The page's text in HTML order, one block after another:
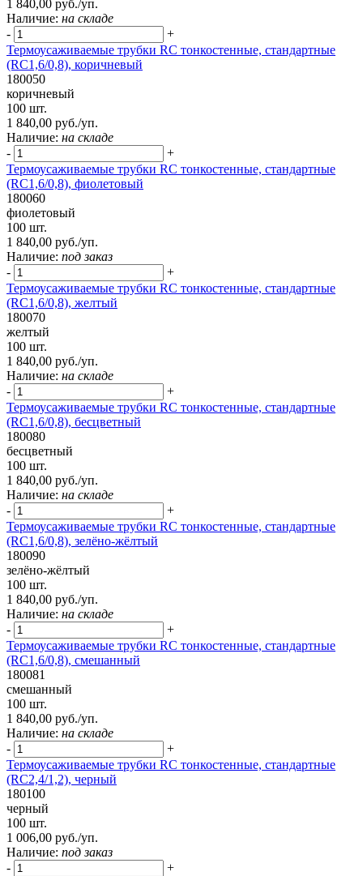
1 840,00 руб./уп.
Наличие: на складе
-
+
Термоусаживаемые трубки RC тонкостенные, стандартные
(RC1,6/0,8), коричневый
180050
коричневый
100 шт.
1 840,00 руб./уп.
Наличие: на складе
-
+
Термоусаживаемые трубки RC тонкостенные, стандартные
(RC1,6/0,8), фиолетовый
180060
фиолетовый
100 шт.
1 840,00 руб./уп.
Наличие: под заказ
-
+
Термоусаживаемые трубки RC тонкостенные, стандартные
(RC1,6/0,8), желтый
180070
желтый
100 шт.
1 840,00 руб./уп.
Наличие: на складе
-
+
Термоусаживаемые трубки RC тонкостенные, стандартные
(RC1,6/0,8), бесцветный
180080
бесцветный
100 шт.
1 840,00 руб./уп.
Наличие: на складе
-
+
Термоусаживаемые трубки RC тонкостенные, стандартные
(RC1,6/0,8), зелёно-жёлтый
180090
зелёно-жёлтый
100 шт.
1 840,00 руб./уп.
Наличие: на складе
-
+
Термоусаживаемые трубки RC тонкостенные, стандартные
(RC1,6/0,8), смешанный
180081
смешанный
100 шт.
1 840,00 руб./уп.
Наличие: на складе
-
+
Термоусаживаемые трубки RC тонкостенные, стандартные
(RC2,4/1,2), черный
180100
черный
100 шт.
1 006,00 руб./уп.
Наличие: под заказ
-
+